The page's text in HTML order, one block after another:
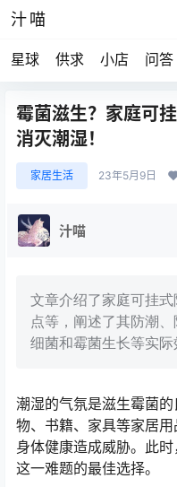
汁喵
星球 供求 小店 问答
霉菌滋生？家庭可
消灭潮湿！
家居生活 23年5月9日
汁喵
文章介绍了家庭可挂
点等，阐述了其防潮
细菌和霉菌生长等实际
潮湿的气氛是滋生霉菌
物、书籍、家具等家居
身体健康造成威胁。此
这一难题的最佳选择。